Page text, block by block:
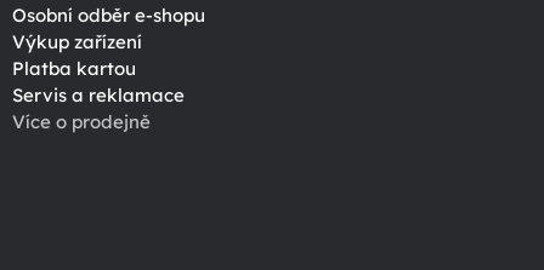
Osobní odběr e-shopu
Výkup zařízení
Platba kartou
Servis a reklamace
Více o prodejně